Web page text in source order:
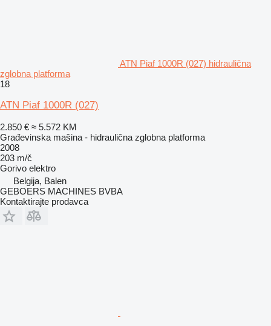
ATN Piaf 1000R (027) hidraulična
zglobna platforma
18
ATN Piaf 1000R (027)
2.850 € ≈ 5.572 KM
Građevinska mašina - hidraulična zglobna platforma
2008
203 m/č
Gorivo elektro
Belgija, Balen
GEBOERS MACHINES BVBA
Kontaktirajte prodavca